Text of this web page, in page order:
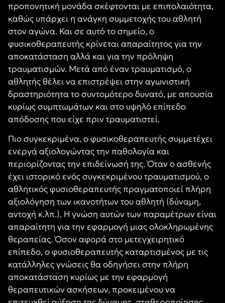
προπονητική μονάδα σκέφτονται με επιπολαιότητα,
καθώς υπάρχει η ανάγκη συμμετοχής του αθλητή
στον αγώνα. Και σε αυτό το σημείο, ο
φυσικοθεραπευτής κρίνεται απαραίτητος για την
αποκατάσταση αλλά και για την πρόληψη
τραυματισμών. Μετά από έναν τραυματισμό, ο
αθλητής θέλει να επιστρέψει στην αγωνιστική
δραστηριότητα το συντομότερο δυνατό, με απουσία
κυρίως συμπτωμάτων και στο υψηλό επίπεδο
απόδοσης που είχε πριν τραυματιστεί.
Πιο συγκεκριμένα, ο φυσικοθεραπευτής συμμετέχει
ενεργά αξιολογώντας την παθολογία και
περιορίζοντας την επιδείνωσή της. Όταν ο ασθενής
έχει ιστορικό ενός συγκεκριμένου τραυματισμού, ο
αθλητικός φυσιοθεραπευτής πραγματοποιεί πλήρη
αξιολόγηση των ικανοτήτων του αθλητή (δύναμη,
αντοχή κ.λπ.). Η γνώση αυτών των παραμέτρων είναι
απαραίτητη για την εφαρμογή μιας ολοκληρωμένης
θεραπείας. Όσον αφορά στο μετεγχειρητικό
επίπεδο, ο φυσιοθεραπευτής καταρτισμένος με τις
κατάλληλες γνώσεις θα οδηγήσει στην πλήρη
αποκατάσταση κυρίως με την εφαρμογή
θεραπευτικών ασκήσεων, προκειμένου να